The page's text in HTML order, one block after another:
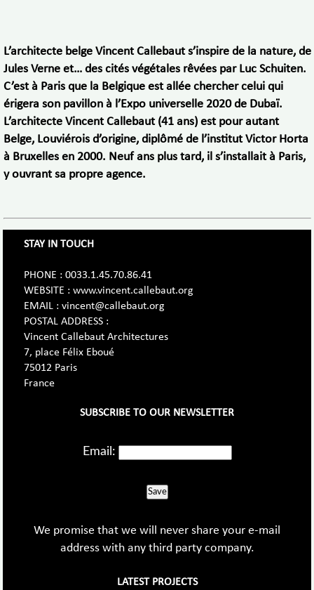
L’architecte belge Vincent Callebaut s’inspire de la nature, de
Jules Verne et… des cités végétales rêvées par Luc Schuiten.
C’est à Paris que la Belgique est allée chercher celui qui
érigera son pavillon à l’Expo universelle 2020 de Dubaï.
L’architecte Vincent Callebaut (41 ans) est pour autant
Belge, Louviérois d’origine, diplômé de l’institut Victor Horta
à Bruxelles en 2000. Neuf ans plus tard, il s’installait à Paris,
y ouvrant sa propre agence.
STAY IN TOUCH
PHONE : 0033.1.45.70.86.41
WEBSITE : www.vincent.callebaut.org
EMAIL : vincent@callebaut.org
POSTAL ADDRESS :
Vincent Callebaut Architectures
7, place Félix Eboué
75012 Paris
France
SUBSCRIBE TO OUR NEWSLETTER
Email:
Save
We promise that we will never share your e-mail
address with any third party company.
LATEST PROJECTS